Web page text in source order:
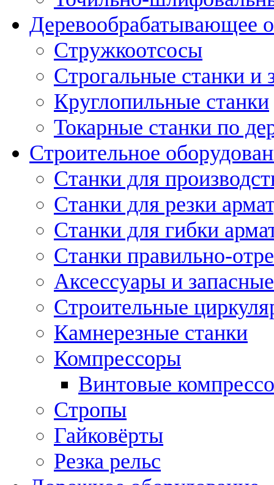
Деревообрабатывающее
Стружкоотсосы
Строгальные станки и
Круглопильные станки
Токарные станки по
Строительное
Станки для
Станки для резки
Станки для гибки
Станки правильно-
Аксессуары и
Строительные
Камнерезные станки
Компрессоры
Винтовые
Стропы
Гайковёрты
Резка рельс